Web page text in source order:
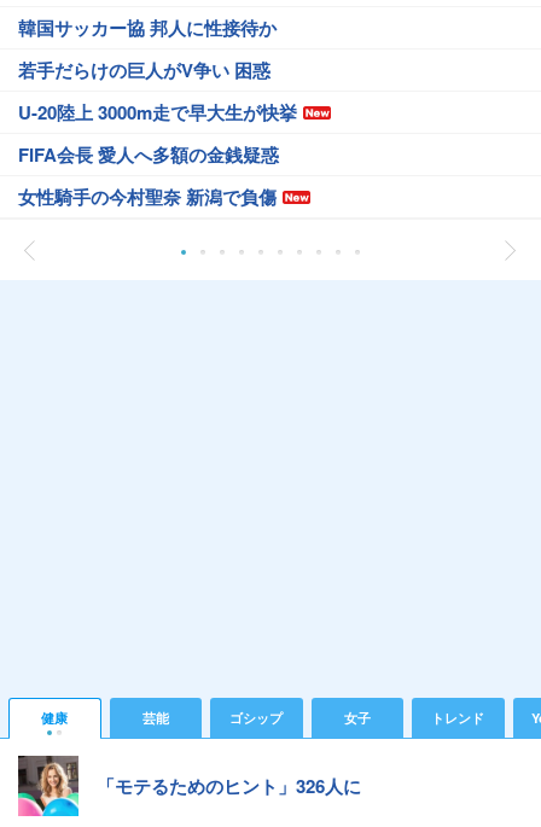
韓国サッカー協 邦人に性接待か
若手だらけの巨人がV争い 困惑
U-20陸上 3000m走で早大生が快挙
FIFA会長 愛人へ多額の金銭疑惑
女性騎手の今村聖奈 新潟で負傷
健康 芸能 ゴシップ 女子 トレンド
「モテるためのヒント」326人に